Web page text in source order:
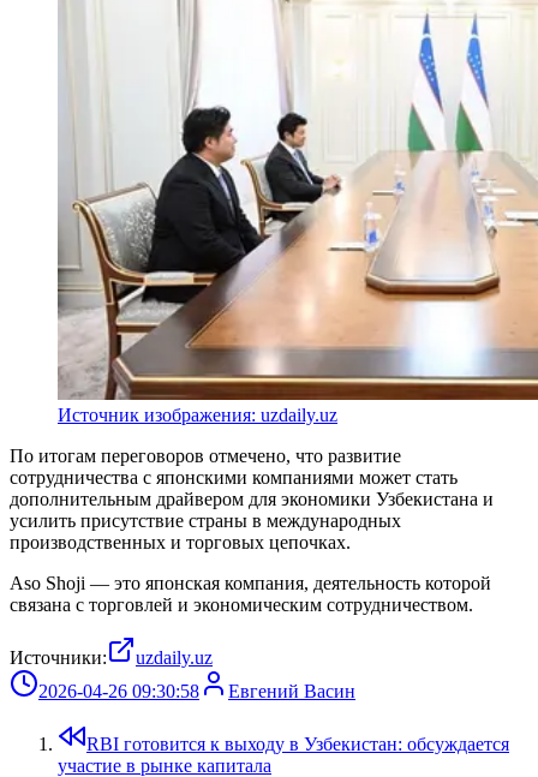
Источник изображения: uzdaily.uz
По итогам переговоров отмечено, что развитие
сотрудничества с японскими компаниями может стать
дополнительным драйвером для экономики Узбекистана и
усилить присутствие страны в международных
производственных и торговых цепочках.
Aso Shoji — это японская компания, деятельность которой
связана с торговлей и экономическим сотрудничеством.
Источники:
uzdaily.uz
2026-04-26 09:30:58
Евгений Васин
RBI готовится к выходу в Узбекистан: обсуждается
участие в рынке капитала